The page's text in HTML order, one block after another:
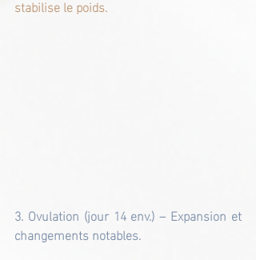
stabilise le poids.
3. Ovulation (jour 14 env.) – Expansion et
changements notables.